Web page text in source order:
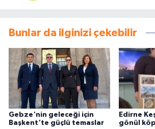
Bunlar da ilginizi çekebilir
Gebze'nin geleceği için
Başkent'te güçlü temaslar
Edirne
gönül